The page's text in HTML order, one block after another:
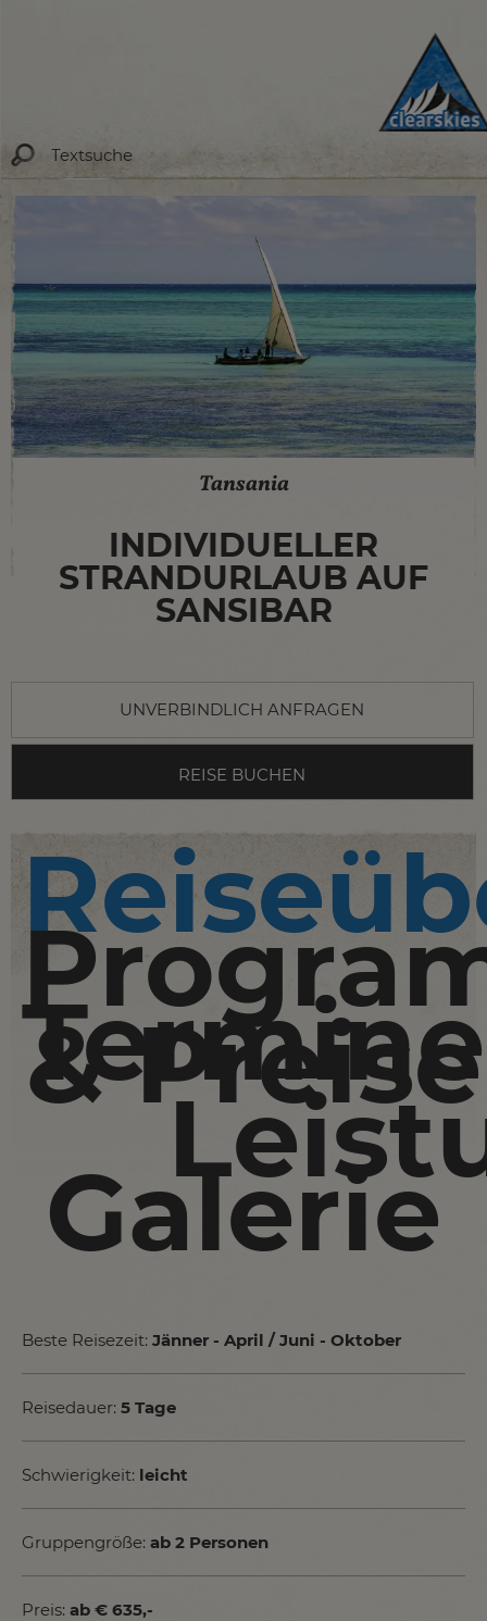
Tansania
INDIVIDUELLER
STRANDURLAUB AUF
SANSIBAR
UNVERBINDLICH ANFRAGEN
REISE BUCHEN
Termine
& Preise
Galerie
Beste Reisezeit: Jänner - April / Juni - Oktober
Reisedauer: 5 Tage
Schwierigkeit: leicht
Gruppengröße: ab 2 Personen
Preis: ab € 635,-